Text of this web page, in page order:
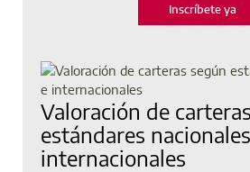
Inscríbete ya
Valoración de
estándares
internacionales